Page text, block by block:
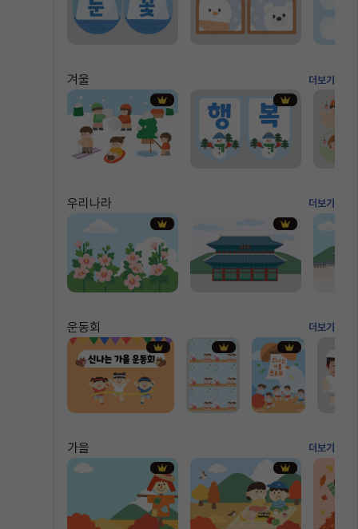
겨울 더보기
우리나라 더보기
운동회 더보기
가을 더보기